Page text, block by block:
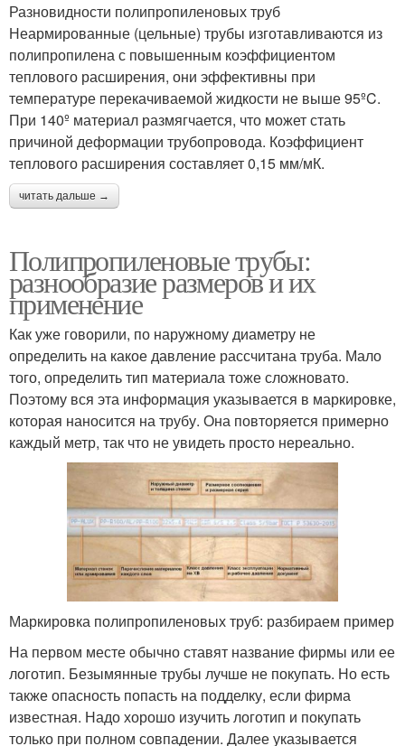
Разновидности полипропиленовых труб
Неармированные (цельные) трубы изготавливаются из
полипропилена с повышенным коэффициентом
теплового расширения, они эффективны при
температуре перекачиваемой жидкости не выше 95ºC.
При 140º материал размягчается, что может стать
причиной деформации трубопровода. Коэффициент
теплового расширения составляет 0,15 мм/мК.
читать дальше →
Полипропиленовые трубы:
разнообразие размеров и их
применение
Как уже говорили, по наружному диаметру не
определить на какое давление рассчитана труба. Мало
того, определить тип материала тоже сложновато.
Поэтому вся эта информация указывается в маркировке,
которая наносится на трубу. Она повторяется примерно
каждый метр, так что не увидеть просто нереально.
Маркировка полипропиленовых труб: разбираем пример
На первом месте обычно ставят название фирмы или ее
логотип. Безымянные трубы лучше не покупать. Но есть
также опасность попасть на подделку, если фирма
известная. Надо хорошо изучить логотип и покупать
только при полном совпадении. Далее указывается